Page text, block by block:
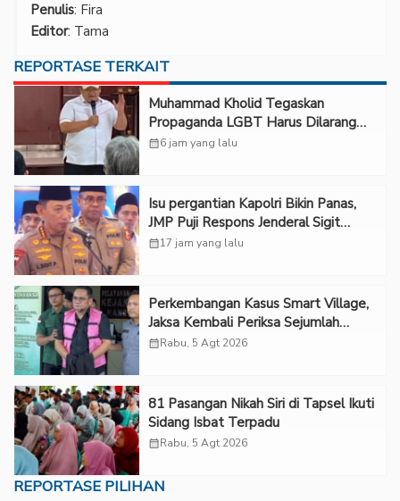
Penulis: Fira
Editor: Tama
REPORTASE TERKAIT
Muhammad Kholid Tegaskan
Propaganda LGBT Harus Dilarang
dan Minta Negara Melindungi Korban
calendar_month6 jam yang lalu
Isu pergantian Kapolri Bikin Panas,
JMP Puji Respons Jenderal Sigit
Justru Bikin “Adem”
calendar_month17 jam yang lalu
Perkembangan Kasus Smart Village,
Jaksa Kembali Periksa Sejumlah
Kades
calendar_monthRabu, 5 Agt 2026
81 Pasangan Nikah Siri di Tapsel Ikuti
Sidang Isbat Terpadu
calendar_monthRabu, 5 Agt 2026
REPORTASE PILIHAN